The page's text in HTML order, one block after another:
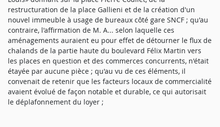
restructuration de la place Gallieni et de la création d'un
nouvel immeuble à usage de bureaux côté gare SNCF ; qu'au
contraire, l'affirmation de M. A... selon laquelle ces
aménagements auraient eu pour effet de détourner le flux de
chalands de la partie haute du boulevard Félix Martin vers
les places en question et des commerces concurrents, n'était
étayée par aucune pièce ; qu'au vu de ces éléments, il
convenait de retenir que les facteurs locaux de commercialité
avaient évolué de façon notable et durable, ce qui autorisait
le déplafonnement du loyer ;